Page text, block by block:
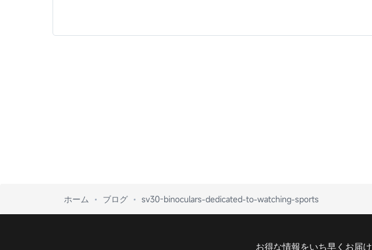
ホーム ブログ sv30-binoculars-dedicated-to-watching-sports
お得な情報をいち早くお届け